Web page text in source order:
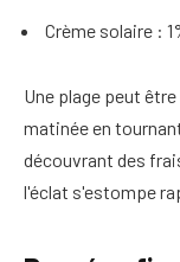
Crème solaire :
Une plage peut
matinée en
découvrant des
l'éclat s'estompe